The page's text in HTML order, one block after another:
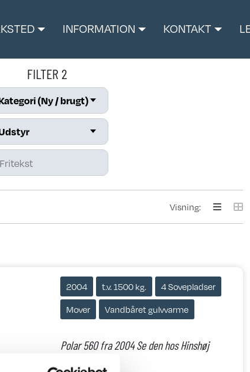
INFORMATION KONTAKT
FILTER 2
(Ny / brugt)
Visning:
2004 t.v. 1500 kg.
4 Sovepladser
Mover
Vandbåret gulvvarme
Polar 560 fra 2004 Se den hos Hinshøj